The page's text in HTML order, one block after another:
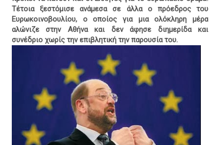
Τέτοια ξεστόμισε ανάμεσα σε άλλα ο πρόεδρος του
Ευρωκοινοβουλίου, ο οποίος για μια ολόκληρη μέρα
αλώνιζε στην Αθήνα και δεν άφησε διημερίδα και
συνέδριο χωρίς την επιβλητική την παρουσία του.